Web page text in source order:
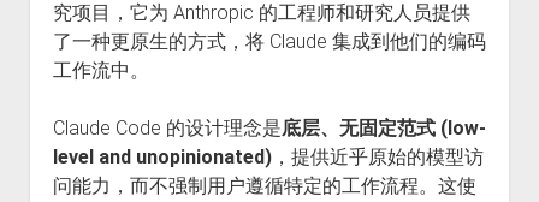
究项目，它为 Anthropic 的工程师和研究人员提供
了一种更原生的方式，将 Claude 集成到他们的编码
工作流中。
Claude Code 的设计理念是底层、无固定范式 (low-
level and unopinionated)，提供近乎原始的模型访
问能力，而不强制用户遵循特定的工作流程。这使